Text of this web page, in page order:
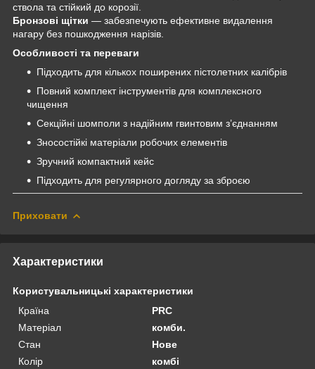
ствола та стійкий до корозії.
Бронзові щітки — забезпечують ефективне видалення
нагару без пошкодження нарізів.
Особливості та переваги
Підходить для кількох поширених пістолетних калібрів
Повний комплект інструментів для комплексного
чищення
Секційні шомполи з надійним гвинтовим з’єднанням
Зносостійкі матеріали робочих елементів
Зручний компактний кейс
Підходить для регулярного догляду за зброєю
Приховати
Характеристики
Користувальницькі характеристики
Країна
PRC
Матеріал
комби.
Стан
Нове
Колір
комбі